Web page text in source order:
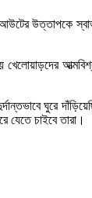
আউটের উত্তাপকে
ঘুরে
যেতে চাইবে তারা।